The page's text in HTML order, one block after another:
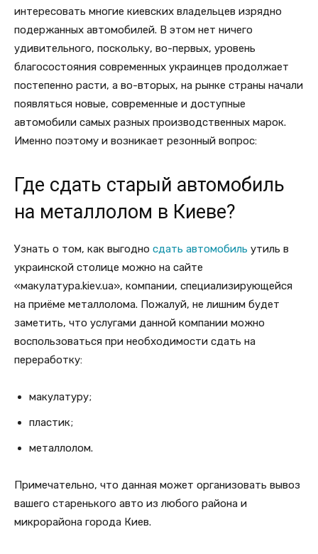
интересовать многие киевских владельцев изрядно
подержанных автомобилей. В этом нет ничего
удивительного, поскольку, во-первых, уровень
благосостояния современных украинцев продолжает
постепенно расти, а во-вторых, на рынке страны начали
появляться новые, современные и доступные
автомобили самых разных производственных марок.
Именно поэтому и возникает резонный вопрос:
Где сдать старый автомобиль
на металлолом в Киеве?
Узнать о том, как выгодно сдать автомобиль утиль в
украинской столице можно на сайте
«макулатура.kiev.ua», компании, специализирующейся
на приёме металлолома. Пожалуй, не лишним будет
заметить, что услугами данной компании можно
воспользоваться при необходимости сдать на
переработку:
макулатуру;
пластик;
металлолом.
Примечательно, что данная может организовать вывоз
вашего старенького авто из любого района и
микрорайона города Киев.